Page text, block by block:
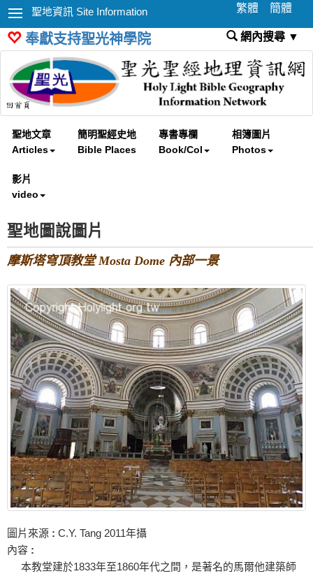
聖地資訊 Site Information 繁體 簡體
奉獻支持聖光神學院 網內搜尋 ▼
聖地文章
Articles
簡明聖經史地
Bible Places
專書專欄
Book/Col
相簿圖片
Photos
影片
video
聖地圖說圖片
摩斯塔穹頂教堂 Mosta Dome 內部一景
圖片來源 : C.Y. Tang 2011年攝
內容 :
本教堂建於1833年至1860年代之間，是著名的馬爾他建築師